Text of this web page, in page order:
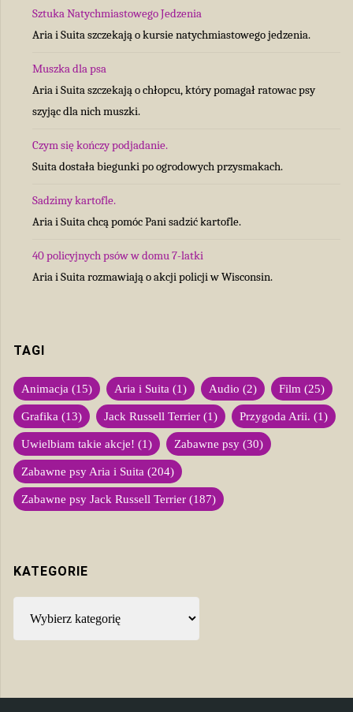
Sztuka Natychmiastowego Jedzenia
Aria i Suita szczekają o kursie natychmiastowego jedzenia.
Muszka dla psa
Aria i Suita szczekają o chłopcu, który pomagał ratowac psy
szyjąc dla nich muszki.
Czym się kończy podjadanie.
Suita dostała biegunki po ogrodowych przysmakach.
Sadzimy kartofle.
Aria i Suita chcą pomóc Pani sadzić kartofle.
40 policyjnych psów w domu 7-latki
Aria i Suita rozmawiają o akcji policji w Wisconsin.
TAGI
Animacja (15) Aria i Suita (1) Audio (2) Film (25)
Grafika (13) Jack Russell Terrier (1) Przygoda Arii. (1)
Uwielbiam takie akcje! (1) Zabawne psy (30)
Zabawne psy Aria i Suita (204)
Zabawne psy Jack Russell Terrier (187)
KATEGORIE